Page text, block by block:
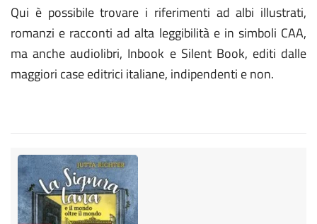
Qui è possibile trovare i riferimenti ad albi illustrati,
romanzi e racconti ad alta leggibilità e in simboli CAA,
ma anche audiolibri, Inbook e Silent Book, editi dalle
maggiori case editrici italiane, indipendenti e non.